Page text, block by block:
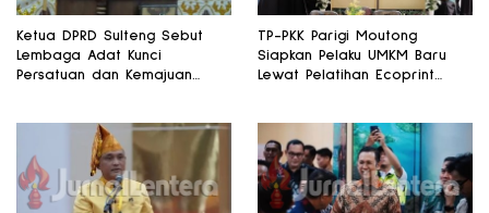
Ketua DPRD Sulteng Sebut
Lembaga Adat Kunci
Persatuan dan Kemajuan
TP-PKK Parigi Moutong
Siapkan Pelaku UMKM Baru
Lewat Pelatihan Ecoprint